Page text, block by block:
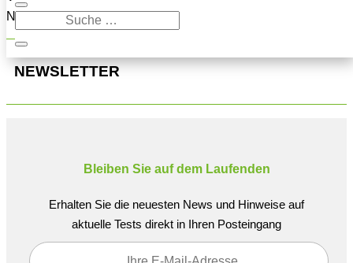
Navigation oben, um den Beitrag zu finden.
NEWSLETTER
Bleiben Sie auf dem Laufenden
Erhalten Sie die neuesten News und Hinweise auf
aktuelle Tests direkt in Ihren Posteingang